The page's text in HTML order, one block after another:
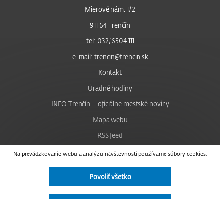
Na prevádzkovanie webu a analýzu návštevnosti používame súbory cookies.
Povoliť všetko
Mierové nám. 1/2
911 64 Trenčín
tel: 032/6504 111
e-mail: trencin@trencin.sk
Kontakt
Úradné hodiny
INFO Trenčín – oficiálne mestské noviny
Mapa webu
RSS feed
Nastavenie cookies
Facebook